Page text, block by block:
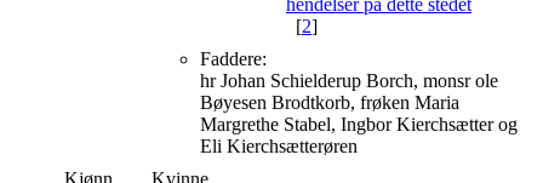
[2]
Faddere:
hr Johan Schielderup Borch, monsr ole
Bøyesen Brodtkorb, frøken Maria
Margrethe Stabel, Ingbor Kierchsætter og
Eli Kierchsætterøren